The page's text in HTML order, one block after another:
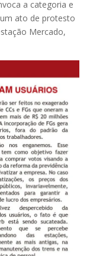
a categoria e
ato de protesto
Mercado,